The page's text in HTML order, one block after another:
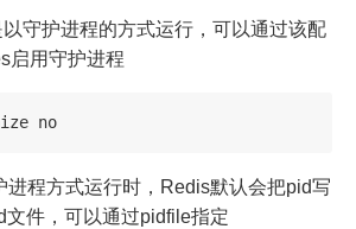
守护进程的方式运行，可以通过该配
启用守护进程
no
进程方式运行时，Redis默认会把pid写
文件，可以通过pidfile指定